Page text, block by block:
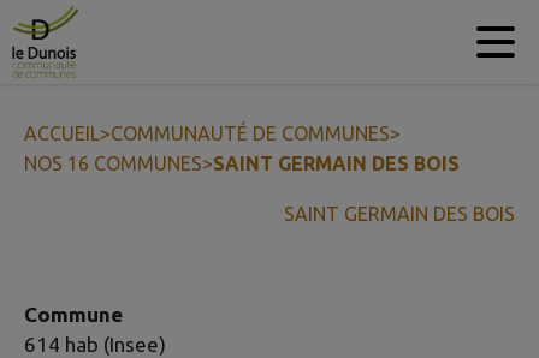
Contenu
ACCUEIL>COMMUNAUTÉ DE COMMUNES>
NOS 16 COMMUNES>SAINT GERMAIN DES BOIS
SAINT GERMAIN DES BOIS
Commune
614 hab (Insee)